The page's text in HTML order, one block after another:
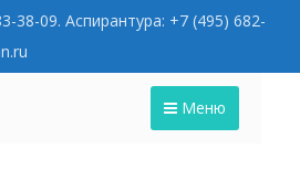
38-09. Аспирантура: +7 (495) 682-
Меню